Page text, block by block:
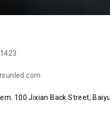
100 Jixian Back Street,